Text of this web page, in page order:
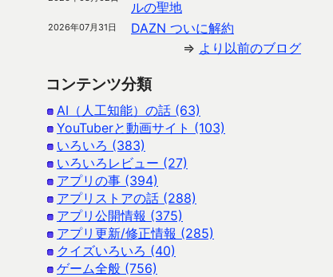
ルの聖地
2026年07月31日
DAZN ついに解約
⇒ より以前のブログ
コンテンツ分類
AI（人工知能）の話 (63)
YouTuberと動画サイト (103)
いろいろ (383)
いろいろレビュー (27)
アプリの事 (394)
アプリストアの話 (288)
アプリ公開情報 (375)
アプリ更新/修正情報 (285)
クイズいろいろ (40)
ゲーム全般 (756)